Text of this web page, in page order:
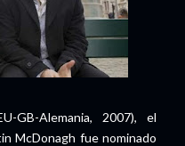
GB-Alemania, 2007), el
McDonagh fue nominado